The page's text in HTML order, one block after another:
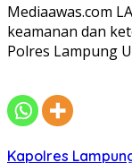
Mediaawas.com
keamanan dan
Polres Lampung
Kapolres